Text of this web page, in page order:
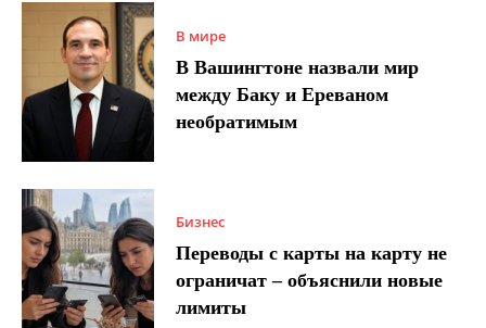
В мире
В Вашингтоне назвали мир
между Баку и Ереваном
необратимым
Бизнес
Переводы с карты на карту не
ограничат – объяснили новые
лимиты